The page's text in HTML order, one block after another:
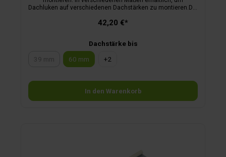
Dachluken auf verschiedenen Dachstärken zu montieren.Die
Maß zuzuschneiden.
42,20 €*
Dachstärke bis
(Diese Option ist zurzeit nicht verfügbar.)
60 mm +2
In den Warenkorb